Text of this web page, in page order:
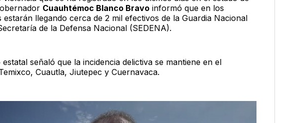
Cuauhtémoc Blanco Bravoinformó que en los
estarán llegando cerca de 2 mil efectivos de la Guardia Nacional
de la Defensa Nacional (SEDENA).
estatal señaló que la incidencia delictiva se mantiene en el
Cuautla, Jiutepec y Cuernavaca.